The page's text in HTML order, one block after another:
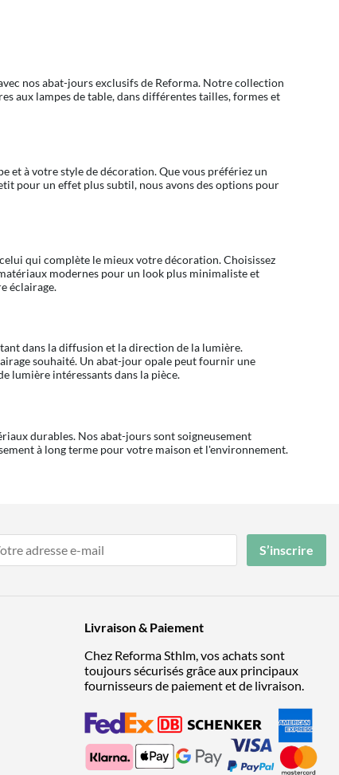
nos abat-jours exclusifs de Reforma. Notre collection
aux lampes de table, dans différentes tailles, formes et
et à votre style de décoration. Que vous préfériez un
pour un effet plus subtil, nous avons des options pour
qui complète le mieux votre décoration. Choisissez
modernes pour un look plus minimaliste et
éclairage.
dans la diffusion et la direction de la lumière.
souhaité. Un abat-jour opale peut fournir une
lumière intéressants dans la pièce.
durables. Nos abat-jours sont soigneusement
à long terme pour votre maison et l'environnement.
S’inscrire
Livraison & Paiement
Chez Reforma Sthlm, vos achats sont
toujours sécurisés grâce aux principaux
fournisseurs de paiement et de livraison.